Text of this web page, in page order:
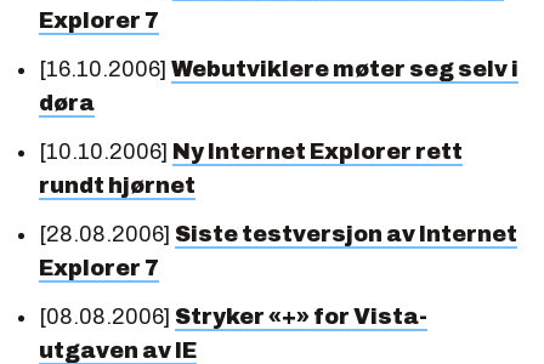
Explorer 7
[16.10.2006] Webutviklere møter seg selv i
døra
[10.10.2006] Ny Internet Explorer rett
rundt hjørnet
[28.08.2006] Siste testversjon av Internet
Explorer 7
[08.08.2006] Stryker «+» for Vista-
utgaven av IE